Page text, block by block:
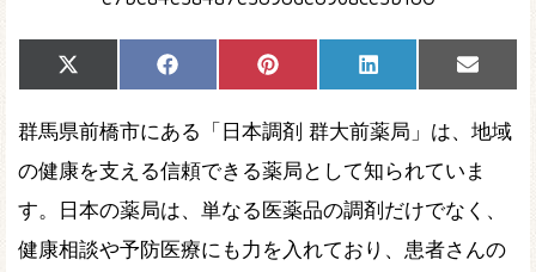
Share
on
X
(Twitter)
Share
on
Facebook Share
on
Pinterest Share
on
LinkedIn
Share
on
Email
群馬県前橋市にある「日本調剤 群大前薬局」は、地域
の健康を支える信頼できる薬局として知られていま
す。日本の薬局は、単なる医薬品の調剤だけでなく、
健康相談や予防医療にも力を入れており、患者さんの